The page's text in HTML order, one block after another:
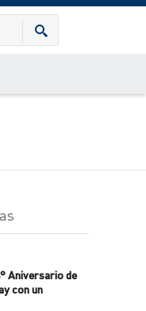
Aniversario de
con un